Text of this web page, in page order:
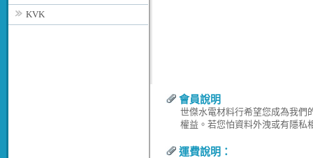
KVK
會員說明
世傑水電材料行希望您成為我們
權益。若您怕資料外洩或有隱私
運費說明：